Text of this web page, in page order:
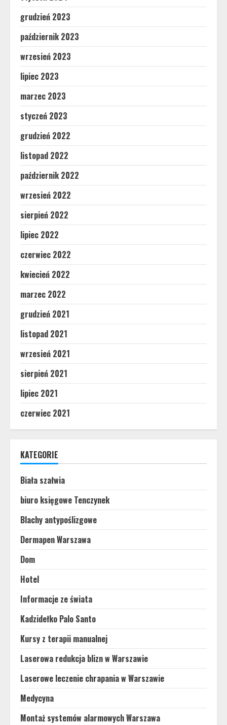
grudzień 2023
październik 2023
wrzesień 2023
lipiec 2023
marzec 2023
styczeń 2023
grudzień 2022
listopad 2022
październik 2022
wrzesień 2022
sierpień 2022
lipiec 2022
czerwiec 2022
kwiecień 2022
marzec 2022
grudzień 2021
listopad 2021
wrzesień 2021
sierpień 2021
lipiec 2021
czerwiec 2021
KATEGORIE
Biała szałwia
biuro księgowe Tenczynek
Blachy antypoślizgowe
Dermapen Warszawa
Dom
Hotel
Informacje ze świata
Kadzidełko Palo Santo
Kursy z terapii manualnej
Laserowa redukcja blizn w Warszawie
Laserowe leczenie chrapania w Warszawie
Medycyna
Montaż systemów alarmowych Warszawa